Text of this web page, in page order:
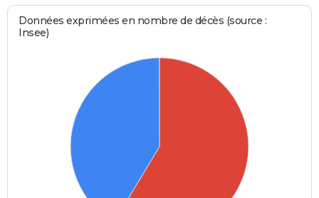
Données exprimées en nombre de décès (source :
Insee)